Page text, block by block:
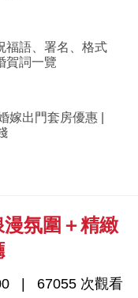
福語、署名、格式
賀詞一覽
嫁出門套房優惠 |
氛圍＋精緻
67055 次觀看